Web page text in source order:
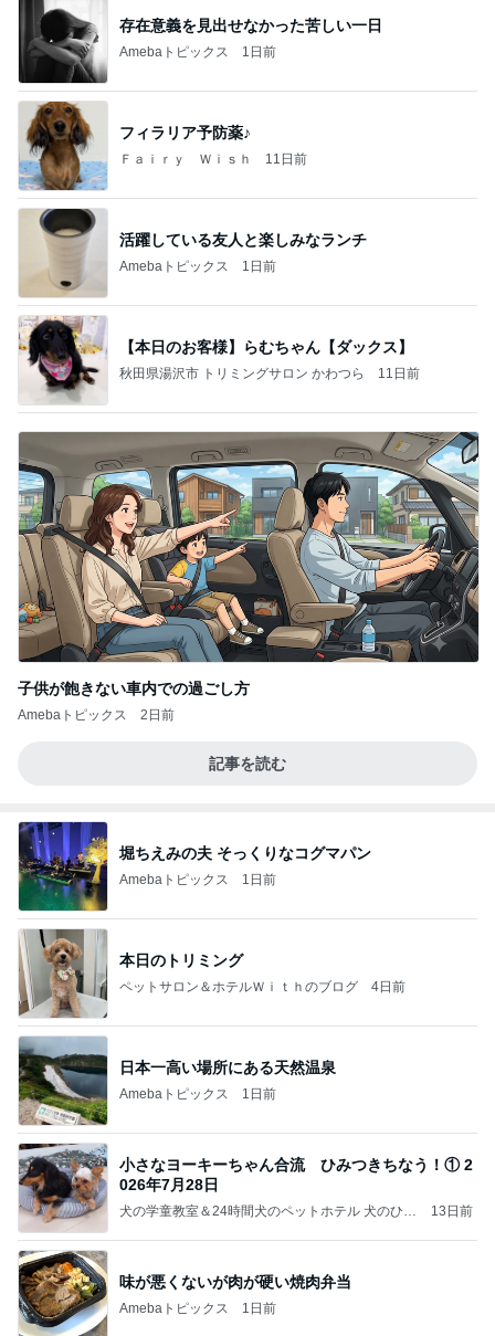
存在意義を見出せなかった苦しい一日
Amebaトピックス 1日前
フィラリア予防薬♪
Ｆａｉｒｙ Ｗｉｓｈ 11日前
活躍している友人と楽しみなランチ
Amebaトピックス 1日前
【本日のお客様】らむちゃん【ダックス】
秋田県湯沢市 トリミングサロン かわつら 11日前
子供が飽きない車内での過ごし方
Amebaトピックス 2日前
記事を読む
堀ちえみの夫 そっくりなコグマパン
Amebaトピックス 1日前
本日のトリミング
ペットサロン＆ホテルＷｉｔｈのブログ 4日前
日本一高い場所にある天然温泉
Amebaトピックス 1日前
小さなヨーキーちゃん合流 ひみつきちなう！① 2
026年7月28日
犬の学童教室＆24時間犬のペットホテル 犬のひみ
13日前
味が悪くないが肉が硬い焼肉弁当
Amebaトピックス 1日前